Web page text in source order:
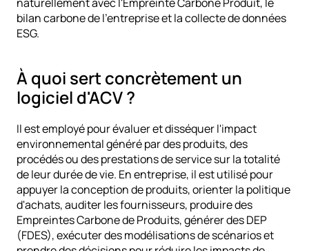
bilan carbone de l'entreprise et la collecte de données
ESG.
À quoi sert concrètement un
logiciel d'ACV ?
Il est employé pour évaluer et disséquer l'impact
environnemental généré par des produits, des
procédés ou des prestations de service sur la totalité
de leur durée de vie. En entreprise, il est utilisé pour
appuyer la conception de produits, orienter la politique
d'achats, auditer les fournisseurs, produire des
Empreintes Carbone de Produits, générer des DEP
(FDES), exécuter des modélisations de scénarios et